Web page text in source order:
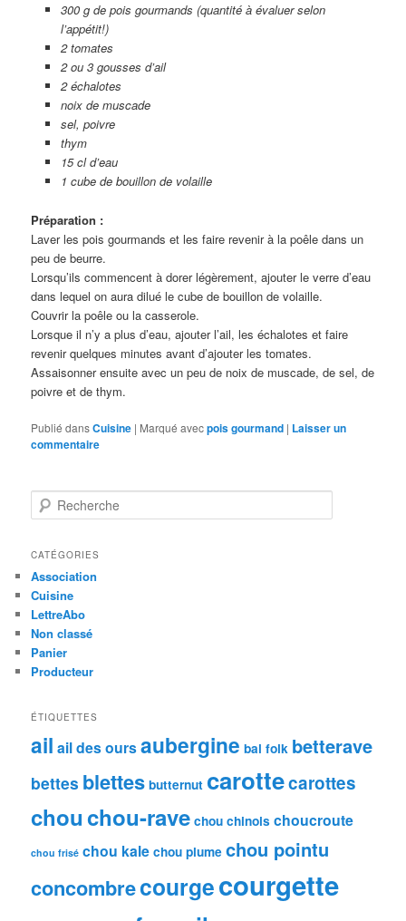
300 g de pois gourmands (quantité à évaluer selon
l’appétit!)
2 tomates
2 ou 3 gousses d’ail
2 échalotes
noix de muscade
sel, poivre
thym
15 cl d’eau
1 cube de bouillon de volaille
Préparation :
Laver les pois gourmands et les faire revenir à la poêle dans un
peu de beurre.
Lorsqu’ils commencent à dorer légèrement, ajouter le verre d’eau
dans lequel on aura dilué le cube de bouillon de volaille.
Couvrir la poêle ou la casserole.
Lorsque il n’y a plus d’eau, ajouter l’ail, les échalotes et faire
revenir quelques minutes avant d’ajouter les tomates.
Assaisonner ensuite avec un peu de noix de muscade, de sel, de
poivre et de thym.
Publié dansCuisine | Marqué avecpois gourmand | Laisser un
commentaire
e
h
r
c
h
e
CATÉGORIES
Association
Cuisine
LettreAbo
Non classé
Panier
Producteur
ÉTIQUETTES
ail ail des oursaubergine bal folk betterave
bettes blettes butternut carottecarottes
chouchou-rave chou chinois choucroute
chou frisé chou kale chou plume chou pointu
concombrecourgecourgette